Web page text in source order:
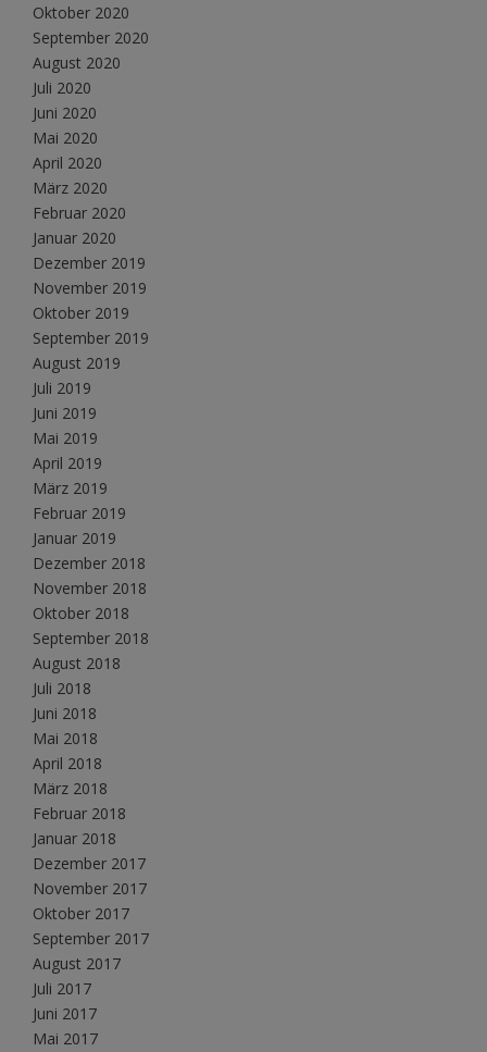
Oktober 2020
September 2020
August 2020
Juli 2020
Juni 2020
Mai 2020
April 2020
März 2020
Februar 2020
Januar 2020
Dezember 2019
November 2019
Oktober 2019
September 2019
August 2019
Juli 2019
Juni 2019
Mai 2019
April 2019
März 2019
Februar 2019
Januar 2019
Dezember 2018
November 2018
Oktober 2018
September 2018
August 2018
Juli 2018
Juni 2018
Mai 2018
April 2018
März 2018
Februar 2018
Januar 2018
Dezember 2017
November 2017
Oktober 2017
September 2017
August 2017
Juli 2017
Juni 2017
Mai 2017